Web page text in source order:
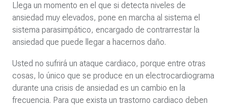
Llega un momento en el que si detecta niveles de
ansiedad muy elevados, pone en marcha al sistema el
sistema parasimpático, encargado de contrarrestar la
ansiedad que puede llegar a hacernos daño.
Usted no sufrirá un ataque cardiaco, porque entre otras
cosas, lo único que se produce en un electrocardiograma
durante una crisis de ansiedad es un cambio en la
frecuencia. Para que exista un trastorno cardiaco deben